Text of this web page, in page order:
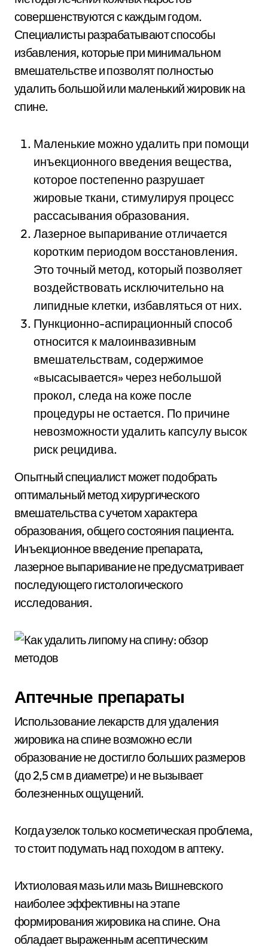
совершенствуются с каждым годом.
Специалисты разрабатывают способы
избавления, которые при минимальном
вмешательстве и позволят полностью
удалить большой или маленький жировик на
спине.
Маленькие можно удалить при помощи
инъекционного введения вещества,
которое постепенно разрушает
жировые ткани, стимулируя процесс
рассасывания образования.
Лазерное выпаривание отличается
коротким периодом восстановления.
Это точный метод, который позволяет
воздействовать исключительно на
липидные клетки, избавляться от них.
Пункционно-аспирационный способ
относится к малоинвазивным
вмешательствам, содержимое
«высасывается» через небольшой
прокол, следа на коже после
процедуры не остается. По причине
невозможности удалить капсулу высок
риск рецидива.
Опытный специалист может подобрать
оптимальный метод хирургического
вмешательства с учетом характера
образования, общего состояния пациента.
Инъекционное введение препарата,
лазерное выпаривание не предусматривает
последующего гистологического
исследования.
Аптечные препараты
Использование лекарств для удаления
жировика на спине возможно если
образование не достигло больших размеров
(до 2,5 см в диаметре) и не вызывает
болезненных ощущений.
Когда узелок только косметическая проблема,
то стоит подумать над походом в аптеку.
Ихтиоловая мазь или мазь Вишневского
наиболее эффективны на этапе
формирования жировика на спине. Она
обладает выраженным асептическим